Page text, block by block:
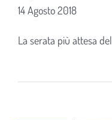
14 Agosto 2018
La serata più attesa